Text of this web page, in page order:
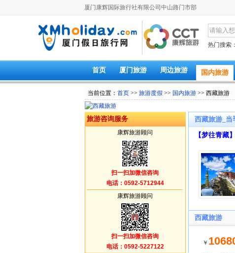
厦门康辉国际旅行社有限公司中山路门市部
热门搜索：
首页 厦门旅游 周边旅游 国内旅游
当前位置： 首页>> 旅游度假 >> 国内旅游>> 西藏旅游
旅游咨询服务
康辉旅游顾问
扫一扫加微信咨询
电话：0592-5712944
康辉旅游顾问
扫一扫加微信咨询
电话：0592-5227122
西藏旅游_当
【梦往青藏
西藏旅游
￥